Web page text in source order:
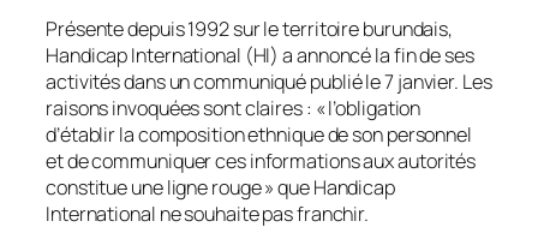
Présente depuis 1992 sur le territoire burundais,
Handicap International (HI) a annoncé la fin de ses
activités dans un communiqué publié le 7 janvier. Les
raisons invoquées sont claires : « l’obligation
d’établir la composition ethnique de son personnel
et de communiquer ces informations aux autorités
constitue une ligne rouge » que Handicap
International ne souhaite pas franchir.